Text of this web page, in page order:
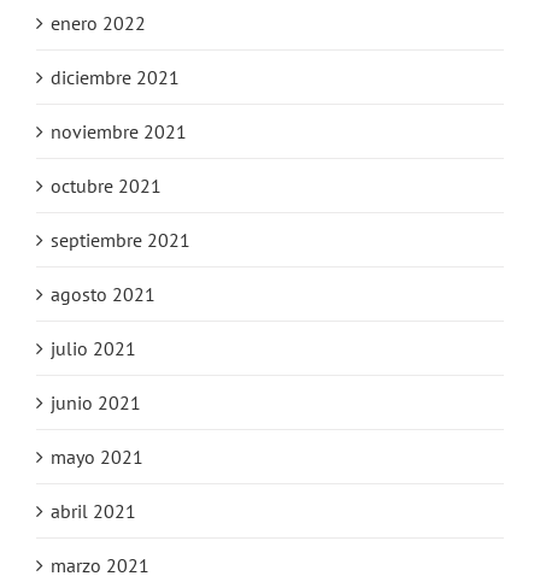
enero 2022
diciembre 2021
noviembre 2021
octubre 2021
septiembre 2021
agosto 2021
julio 2021
junio 2021
mayo 2021
abril 2021
marzo 2021